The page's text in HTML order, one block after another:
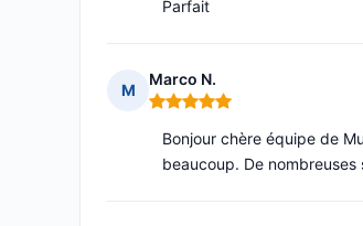
Parfait
M
Marco N.
Note : 5 sur 5
Bonjour chère équipe de
beaucoup. De nombreuses